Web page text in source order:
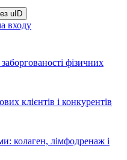
uID
входу
фізичних
клієнтів і конкурентів
колаген, лімфодренаж і